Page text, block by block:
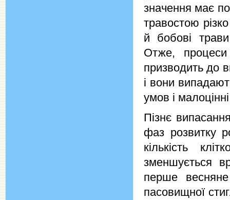
значення має
травостою
й бобові
Отже,
призводить до
і вони
умов і
Пізнє
фаз розвитку
кількість
зменшується
перше
пасовищної